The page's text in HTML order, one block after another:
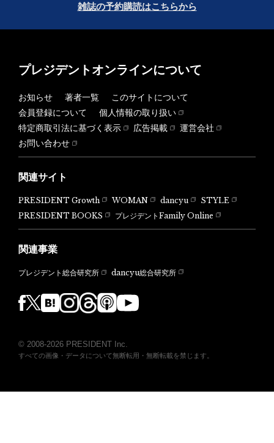
雑誌の予約購読はこちらから
プレジデントオンラインについて
お知らせ 著者一覧
このサイトについて
会員登録について
個人情報の取り扱い
特定商取引法に基づく表示
広告掲載
運営会社
お問い合わせ
関連サイト
PRESIDENT Growth WOMAN dancyu
STYLE
PRESIDENT BOOKS
プレジデントFamily Online
関連事業
プレジデント総合研究所 dancyu総合研究所
© 2008-2026 PRESIDENT Inc.
すべての画像・データについて無断転用・無断転載を禁じます。